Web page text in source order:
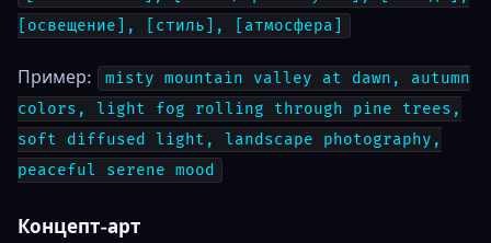
[освещение], [стиль], [атмосфера]
Пример:
misty mountain valley at dawn, autumn
colors, light fog rolling through pine trees,
soft diffused light, landscape photography,
peaceful serene mood
Концепт-арт